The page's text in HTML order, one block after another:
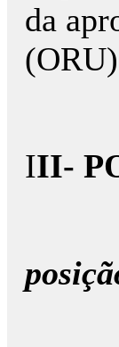
da
III-